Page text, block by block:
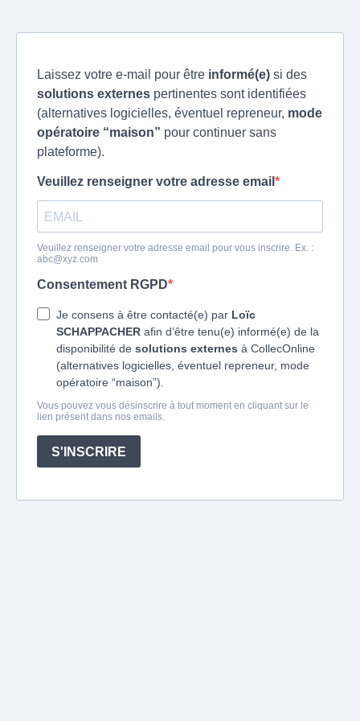
Laissez votre e-mail pour être informé(e) si des
solutions externes pertinentes sont identifiées
(alternatives logicielles, éventuel repreneur, mode
opératoire “maison” pour continuer sans
plateforme).
Veuillez renseigner votre adresse email
Veuillez renseigner votre adresse email pour vous inscrire. Ex. :
abc@xyz.com
Consentement RGPD
Je consens à être contacté(e) par Loïc
SCHAPPACHER afin d’être tenu(e) informé(e) de la
disponibilité de solutions externes à CollecOnline
(alternatives logicielles, éventuel repreneur, mode
opératoire “maison”).
Vous pouvez vous désinscrire à tout moment en cliquant sur le
lien présent dans nos emails.
S'INSCRIRE